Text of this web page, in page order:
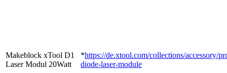
Makeblock xTool D1
Laser Modul 20Watt
*https://de.xtool.com/collections/accessory/
diode-laser-module